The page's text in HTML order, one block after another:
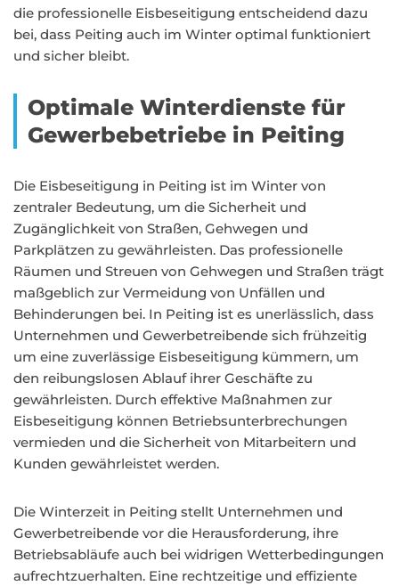
die professionelle Eisbeseitigung entscheidend dazu
bei, dass Peiting auch im Winter optimal funktioniert
und sicher bleibt.
Optimale Winterdienste für
Gewerbebetriebe in Peiting
Die Eisbeseitigung in Peiting ist im Winter von
zentraler Bedeutung, um die Sicherheit und
Zugänglichkeit von Straßen, Gehwegen und
Parkplätzen zu gewährleisten. Das professionelle
Räumen und Streuen von Gehwegen und Straßen trägt
maßgeblich zur Vermeidung von Unfällen und
Behinderungen bei. In Peiting ist es unerlässlich, dass
Unternehmen und Gewerbetreibende sich frühzeitig
um eine zuverlässige Eisbeseitigung kümmern, um
den reibungslosen Ablauf ihrer Geschäfte zu
gewährleisten. Durch effektive Maßnahmen zur
Eisbeseitigung können Betriebsunterbrechungen
vermieden und die Sicherheit von Mitarbeitern und
Kunden gewährleistet werden.
Die Winterzeit in Peiting stellt Unternehmen und
Gewerbetreibende vor die Herausforderung, ihre
Betriebsabläufe auch bei widrigen Wetterbedingungen
aufrechtzuerhalten. Eine rechtzeitige und effiziente